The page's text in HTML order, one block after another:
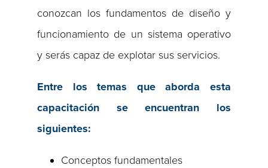
conozcan los fundamentos de diseño y
funcionamiento de un sistema operativo
y serás capaz de explotar sus servicios.
Entre los temas que aborda esta
capacitación se encuentran los
siguientes:
Conceptos fundamentales